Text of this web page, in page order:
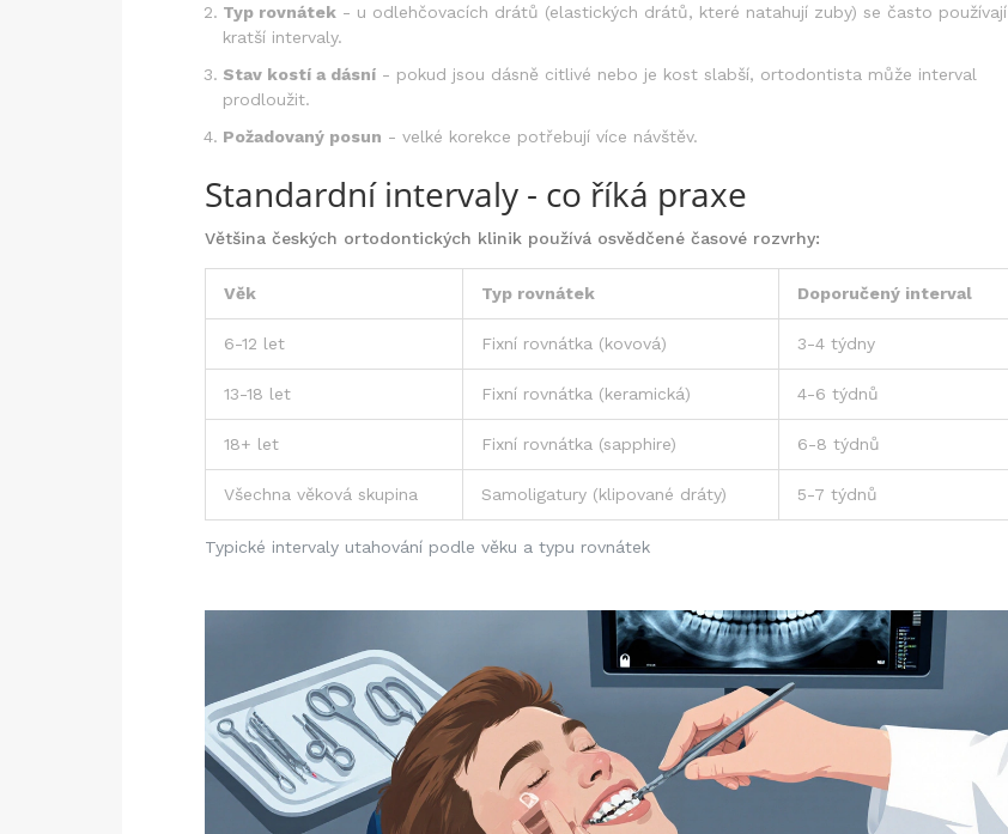
Typ rovnátek - u odlehčovacích drátů (elastických drátů, které natahují zuby) se často používají
kratší intervaly.
Stav kostí a dásní - pokud jsou dásně citlivé nebo je kost slabší, ortodontista může interval
prodloužit.
Požadovaný posun - velké korekce potřebují více návštěv.
Standardní intervaly - co říká praxe
Většina českých ortodontických klinik používá osvědčené časové rozvrhy:
Typické intervaly utahování podle věku a typu rovnátek
Věk Typ rovnátek Doporučený interval
6-12 let Fixní rovnátka (kovová) 3-4 týdny
13-18 let Fixní rovnátka (keramická) 4-6 týdnů
18+ let Fixní rovnátka (sapphire) 6-8 týdnů
Všechna věková skupina Samoligatury (klipované dráty) 5-7 týdnů